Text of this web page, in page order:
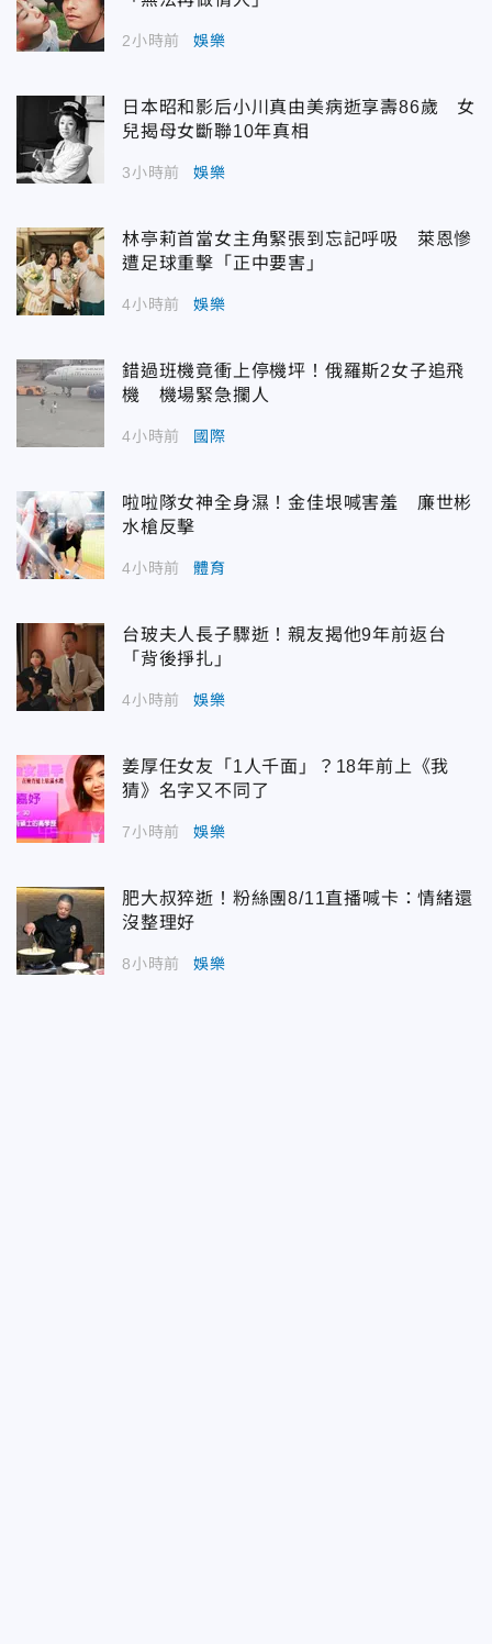
2小時前 娛樂
日本昭和影后小川真由美病逝享壽86歲 女
兒揭母女斷聯10年真相
3小時前 娛樂
林亭莉首當女主角緊張到忘記呼吸 萊恩慘
遭足球重擊「正中要害」
4小時前 娛樂
錯過班機竟衝上停機坪！俄羅斯2女子追飛
機 機場緊急攔人
4小時前 國際
啦啦隊女神全身濕！金佳垠喊害羞 廉世彬
水槍反擊
4小時前 體育
台玻夫人長子驟逝！親友揭他9年前返台
「背後掙扎」
4小時前 娛樂
姜厚任女友「1人千面」？18年前上《我
猜》名字又不同了
7小時前 娛樂
肥大叔猝逝！粉絲團8/11直播喊卡：情緒還
沒整理好
8小時前 娛樂